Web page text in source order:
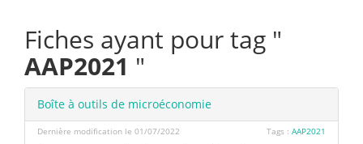
Fiches ayant pour tag "
AAP2021 "
Boîte à outils de microéconomie
Dernière modification le 01/07/2022 Tags : AAP2021